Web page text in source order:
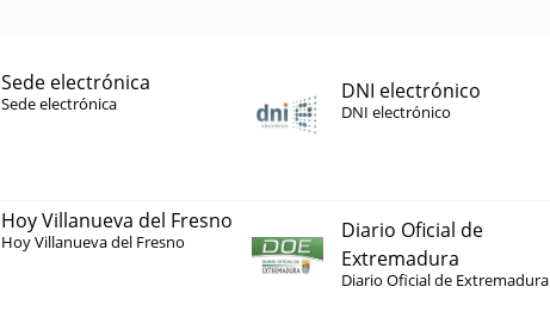
Sede electrónica
Sede electrónica DNI electrónico
DNI electrónico
Hoy Villanueva del Fresno
Hoy Villanueva del Fresno
Diario Oficial de
Extremadura
Diario Oficial de Extremadura